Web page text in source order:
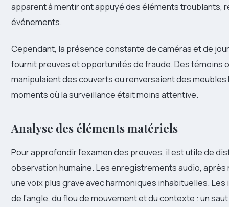
apparent à mentir ont appuyé des éléments troublants,
événements.
Cependant, la présence constante de caméras et de
fournit preuves et opportunités de fraude. Des témoins
manipulaient des couverts ou renversaient des
moments où la surveillance était moins attentive.
Analyse des éléments matériels
Pour approfondir l’examen des preuves, il est utile de
observation humaine. Les enregistrements audio,
une voix plus grave avec harmoniques inhabituelles.
de l’angle, du flou de mouvement et du contexte : un